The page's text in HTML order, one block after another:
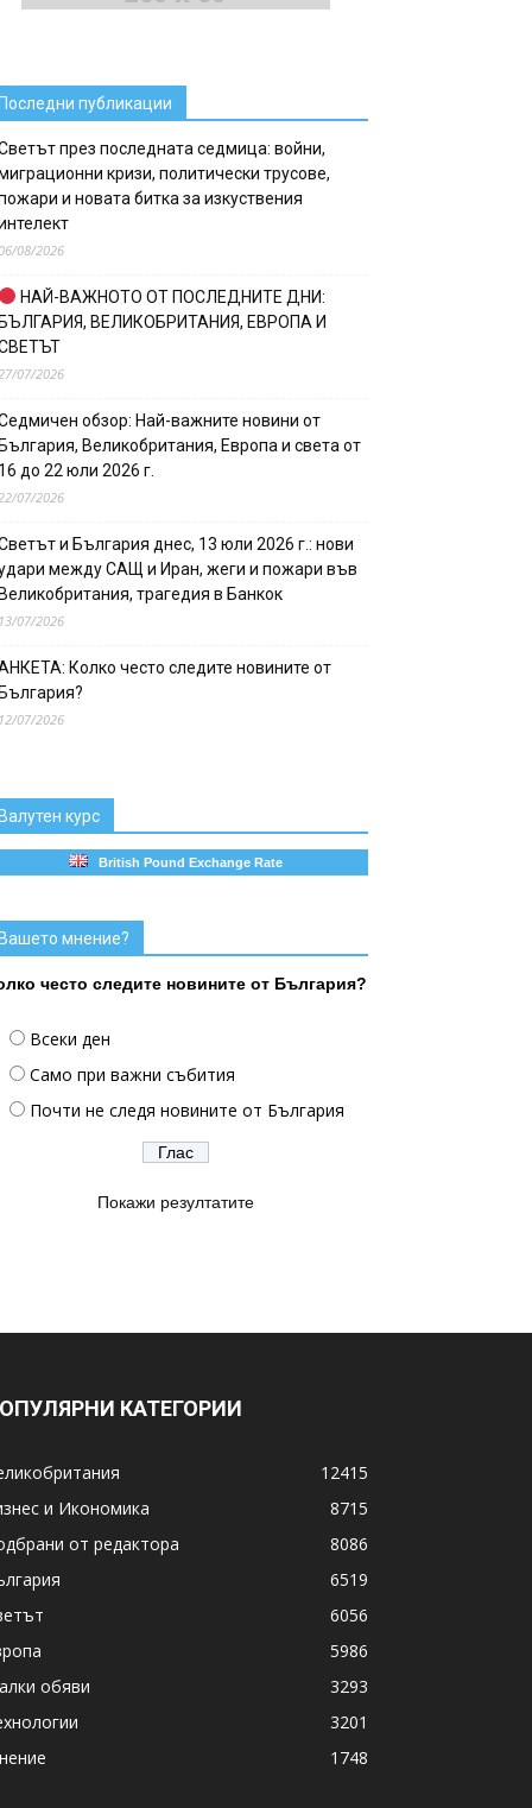
публикации
през последната седмица: войни,
кризи, политически трусове,
и новата битка за изкуствения
08/2026
НАЙ-ВАЖНОТО ОТ ПОСЛЕДНИТЕ ДНИ:
ВЕЛИКОБРИТАНИЯ, ЕВРОПА И
07/2026
обзор: Най-важните новини от
Великобритания, Европа и света от
до 22 юли 2026 г.
07/2026
и България днес, 13 юли 2026 г.: нови
между САЩ и Иран, жеги и пожари във
трагедия в Банкок
07/2026
Колко често следите новините от
07/2026
курс
British Pound Exchange Rate
мнение?
често следите новините от България?
Всеки ден
Само при важни събития
Почти не следя новините от България
Покажи резултатите
КАТЕГОРИИ
12415
и Икономика
8715
от редактора
8086
6519
6056
5986
обяви
3293
3201
1748